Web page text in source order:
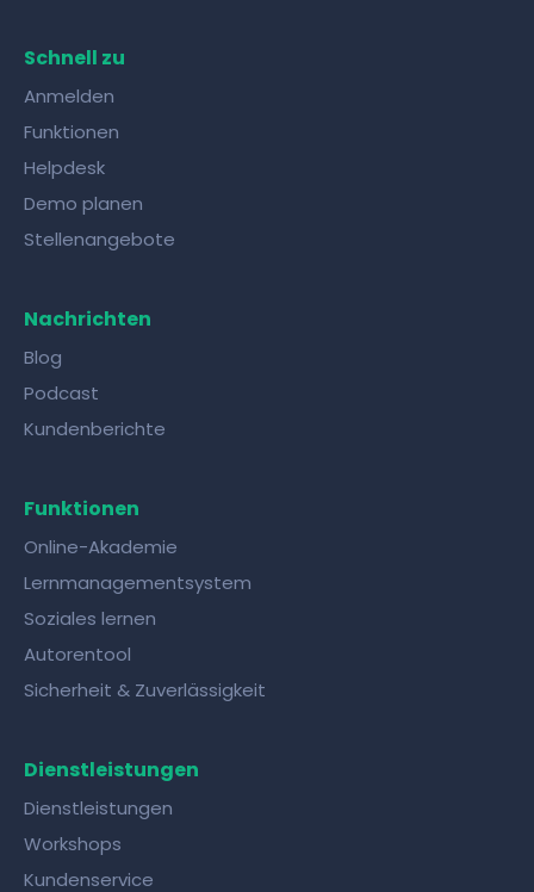
Schnell zu
Anmelden
Funktionen
Helpdesk
Demo planen
Stellenangebote
Nachrichten
Blog
Podcast
Kundenberichte
Funktionen
Online-Akademie
Lernmanagementsystem
Soziales lernen
Autorentool
Sicherheit & Zuverlässigkeit
Dienstleistungen
Dienstleistungen
Workshops
Kundenservice